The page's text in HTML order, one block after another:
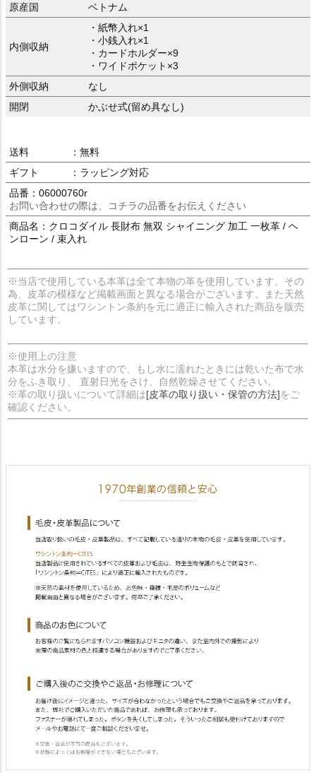
原産国 ベトナム
内側収納
・紙幣入れ×1
・小銭入れ×1
・カードホルダー×9
・ワイドポケット×3
外側収納
なし
開閉
かぶせ式(留め具なし)
送料
：無料
ギフト
：ラッピング対応
品番：06000760r
お問い合わせの際は、コチラの品番をお伝えください
商品名：クロコダイル 長財布 無双 シャイニング 加工 一枚革 / ヘ
ンローン / 束入れ
※当店で使用している本革は全て本物の革を使用しています。その
為、皮革の模様など掲載画面と異なる場合がございます。また天然
皮革に関してはワシントン条約を元に適正に輸入された商品を販売
しています。
※使用上の注意
本革は水分を嫌いますので、もし水に濡れたときには乾いた布で水
分をふき取り、 直射日光をさけ、自然乾燥させてください。
※革の取り扱いについて詳細は[皮革の取り扱い・保管の方法]をご
確認ください。